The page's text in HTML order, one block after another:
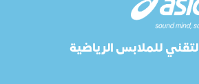
للملابس الرياضية